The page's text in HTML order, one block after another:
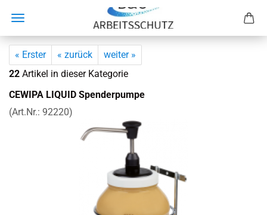
« Erster « zurück
weiter »
22 Artikel in dieser Kategorie
CE­WI­PA LI­QUID Spen­der­pum­pe
(Art.Nr.: 92220)